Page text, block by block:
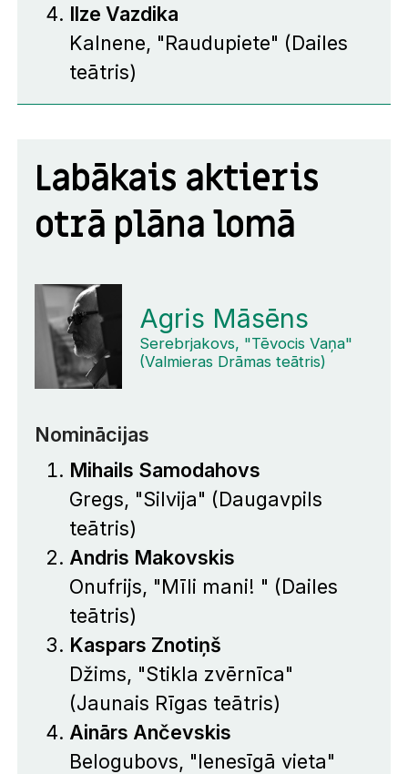
Ilze Vazdika
Kalnene, "Raudupiete" (Dailes
teātris)
Labākais aktieris
otrā plāna lomā
Agris Māsēns
Serebrjakovs, "Tēvocis Vaņa"
(Valmieras Drāmas teātris)
Nominācijas
Mihails Samodahovs
Gregs, "Silvija" (Daugavpils
teātris)
Andris Makovskis
Onufrijs, "Mīli mani! " (Dailes
teātris)
Kaspars Znotiņš
Džims, "Stikla zvērnīca"
(Jaunais Rīgas teātris)
Ainārs Ančevskis
Belogubovs, "Ienesīgā vieta"